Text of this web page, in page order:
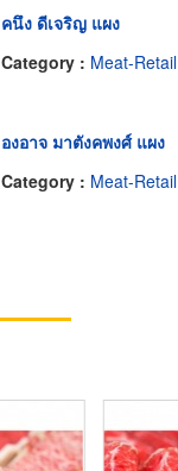
คนึง ดีเจริญ แผง
Category : Meat-Retail
องอาจ มาตังคพงศ์ แผง
Category : Meat-Retail